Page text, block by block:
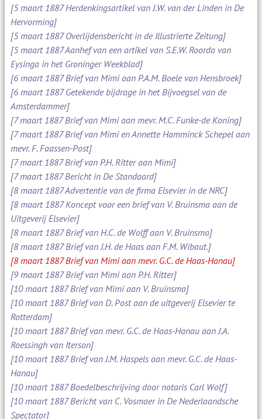
[5 maart 1887 Herdenkingsartikel van J.W. van der Linden in De
Hervorming]
[5 maart 1887 Overlijdensbericht in de Illustrierte Zeitung]
[5 maart 1887 Aanhef van een artikel van S.E.W. Roorda van
Eysinga in het Groninger Weekblad]
[6 maart 1887 Brief van Mimi aan P.A.M. Boele van Hensbroek]
[6 maart 1887 Getekende bijdrage in het Bijvoegsel van de
Amsterdammer]
[7 maart 1887 Brief van Mimi aan mevr. M.C. Funke-de Koning]
[7 maart 1887 Brief van Mimi en Annette Hamminck Schepel aan
mevr. F. Faassen-Post]
[7 maart 1887 Brief van P.H. Ritter aan Mimi]
[7 maart 1887 Bericht in De Standaard]
[8 maart 1887 Advertentie van de firma Elsevier in de NRC]
[8 maart 1887 Koncept voor een brief van V. Bruinsma aan de
Uitgeverij Elsevier]
[8 maart 1887 Brief van H.C. de Wolff aan V. Bruinsma]
[8 maart 1887 Brief van J.H. de Haas aan F.M. Wibaut.]
[8 maart 1887 Brief van Mimi aan mevr. G.C. de Haas-Hanau]
[9 maart 1887 Brief van Mimi aan P.H. Ritter]
[10 maart 1887 Brief van Mimi aan V. Bruinsma]
[10 maart 1887 Brief van D. Post aan de uitgeverij Elsevier te
Rotterdam]
[10 maart 1887 Brief van mevr. G.C. de Haas-Hanau aan J.A.
Roessingh van Iterson]
[10 maart 1887 Brief van J.M. Haspels aan mevr. G.C. de Haas-
Hanau]
[10 maart 1887 Boedelbeschrijving door notaris Carl Wolf]
[10 maart 1887 Bericht van C. Vosmaer in De Nederlaandsche
Spectator]